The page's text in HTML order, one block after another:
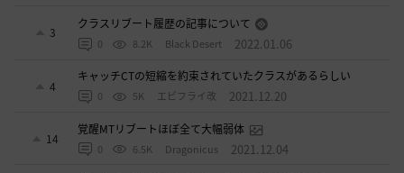
3
クラスリブート履歴の記事について
0 8.2K Black Desert 2022.01.06
4
キャッチCTの短縮を約束されていたクラスがあるらしい
0 5K エビフライ改 2021.12.20
14
覚醒MTリブートほぼ全て大幅弱体
0 6.5K Dragonicus 2021.12.04